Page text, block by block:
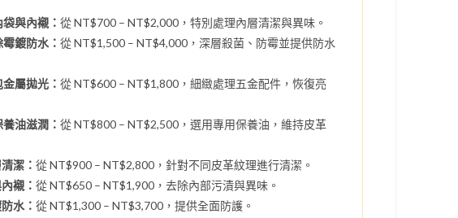
與內襯：從 NT$700 – NT$2,000，特別處理內層清潔與異味。
鍍防水：從 NT$1,500 – NT$4,000，深層殺菌、防霉並提供防水
屬拋光：從 NT$600 – NT$1,800，細緻處理五金配件，恢復亮
油滋潤：從 NT$800 – NT$2,500，選用專用保養油，維持皮革
潔：從 NT$900 – NT$2,800，針對不同皮革紋理進行清潔。
襯：從 NT$650 – NT$1,900，去除內部污漬與異味。
水：從 NT$1,300 – NT$3,700，提供全面防護。